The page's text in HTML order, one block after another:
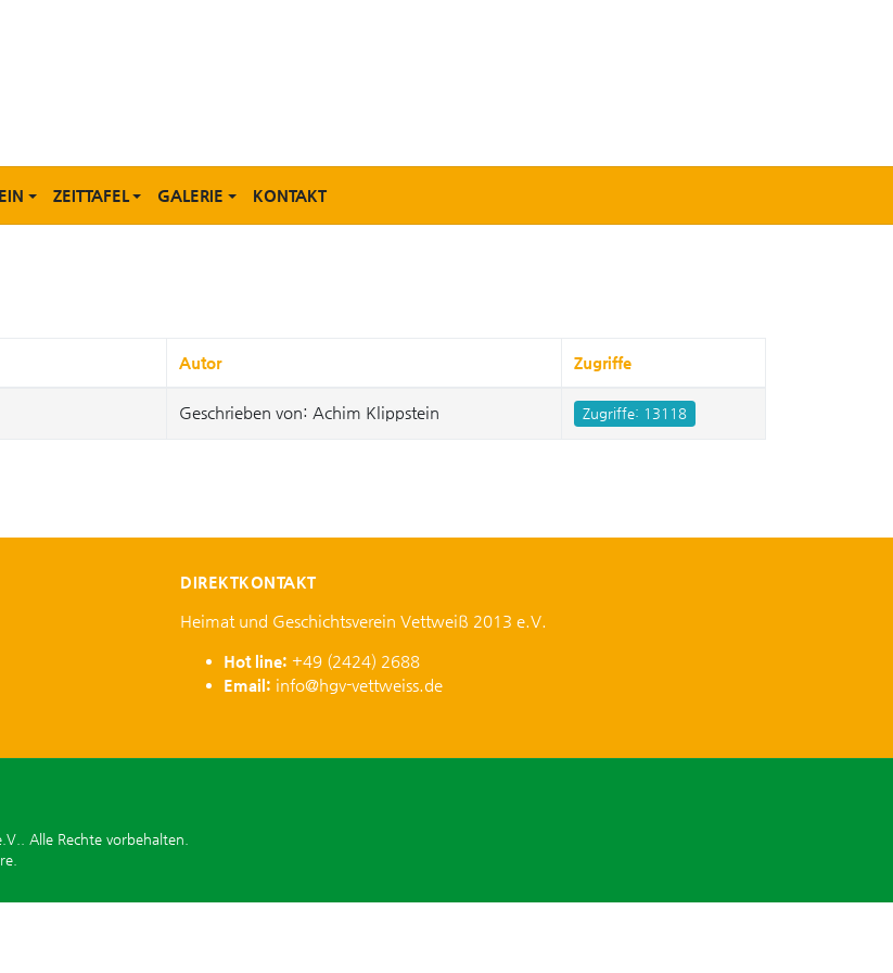
ZEITTAFEL GALERIE KONTAKT
Autor Zugriffe
Geschrieben von: Achim Klippstein Zugriffe: 13118
DIREKTKONTAKT
Heimat und Geschichtsverein Vettweiß 2013 e.V.
Hot line: +49 (2424) 2688
Email: info@hgv-vettweiss.de
Alle Rechte vorbehalten.